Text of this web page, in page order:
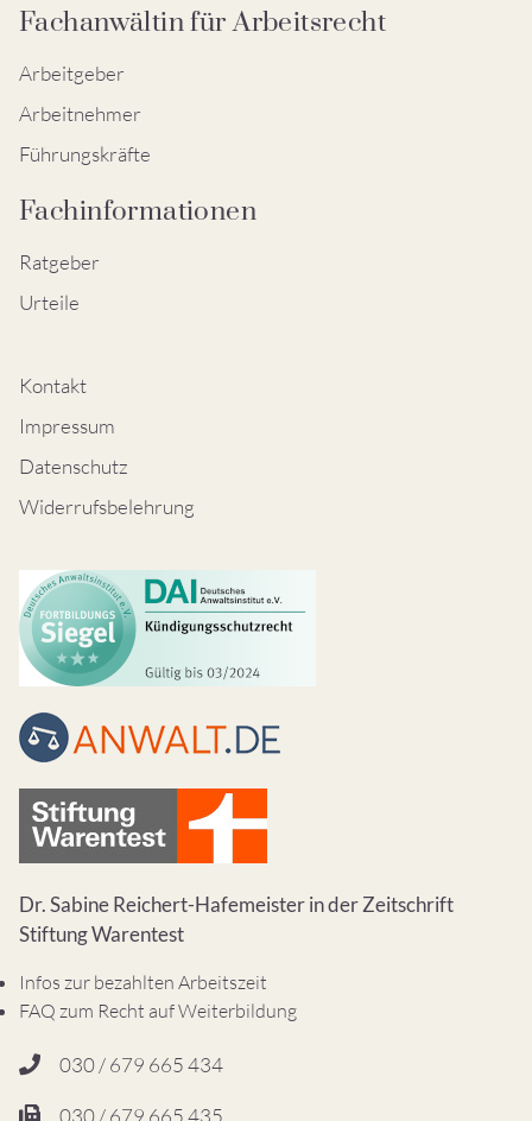
Fachanwältin für Arbeitsrecht
Arbeitgeber
Arbeitnehmer
Führungskräfte
Fachinformationen
Ratgeber
Urteile
Kontakt
Impressum
Datenschutz
Widerrufsbelehrung
Dr. Sabine Reichert-Hafemeister in der Zeitschrift
Stiftung Warentest
Infos zur bezahlten Arbeitszeit
FAQ zum Recht auf Weiterbildung
030 / 679 665 434
030 / 679 665 435